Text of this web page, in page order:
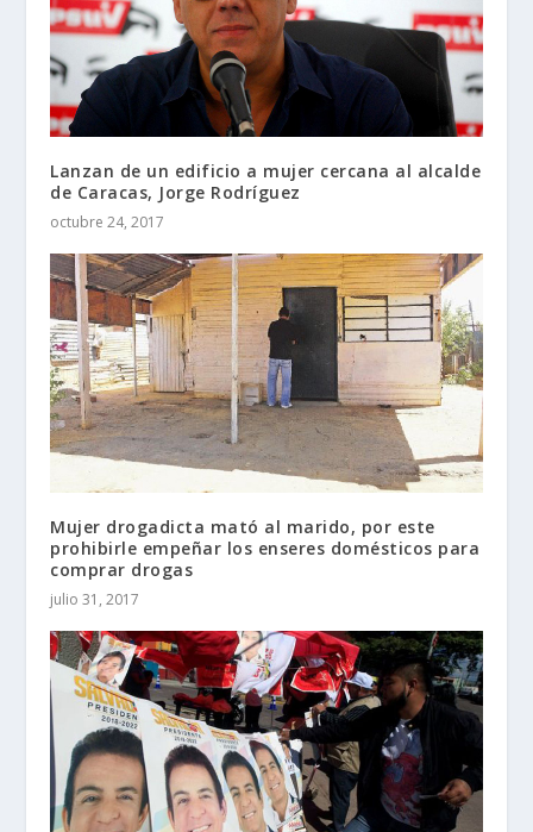
Lanzan de un edificio a mujer cercana al alcalde
de Caracas, Jorge Rodríguez
octubre 24, 2017
Mujer drogadicta mató al marido, por este
prohibirle empeñar los enseres domésticos para
comprar drogas
julio 31, 2017